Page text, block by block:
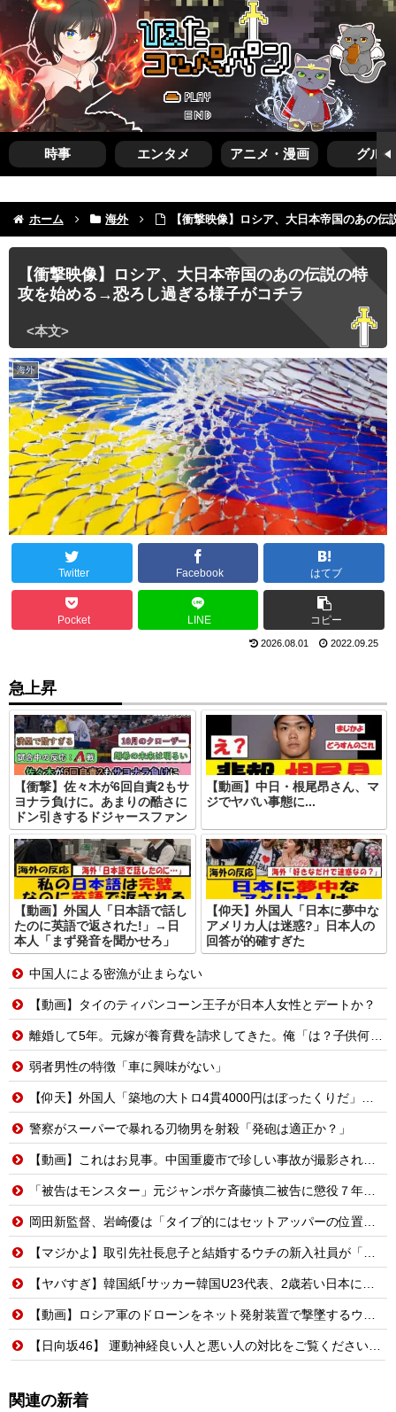
時事 エンタメ アニメ・漫画 グルメ
ホーム 海外 【衝撃映像】ロシア、大日本帝国のあの
【衝撃映像】ロシア、大日本帝国のあの伝説の特
攻を始める→恐ろし過ぎる様子がコチラ
海外
Twitter Facebook はてブ
Pocket LINE コピー
2026.08.01 2022.09.25
急上昇
【衝撃】佐々木が6回自責2もサ
ヨナラ負けに。あまりの酷さに
ドン引きするドジャースファン
【動画】中日・根尾昂さん、マ
ジでヤバい事態に...
【動画】外国人「日本語で話し
たのに英語で返された!」→日
本人「まず発音を聞かせろ」
【仰天】外国人「日本に夢中な
アメリカ人は迷惑?」日本人の
回答が的確すぎた
中国人による密漁が止まらない
【動画】タイのティパンコーン王子が日本人女性とデートか？
離婚して5年。元嫁が養育費を請求してきた。俺「は？子供何歳？」元嫁「3歳だよ！慰謝料をさっさと払え！」…
弱者男性の特徴「車に興味がない」
【仰天】外国人「築地の大トロ4貫4000円はぼったくりだ」→日本人の反応が真っ二つに
警察がスーパーで暴れる刃物男を射殺「発砲は適正か？」
【動画】これはお見事。中国重慶市で珍しい事故が撮影される。
「被告はモンスター」元ジャンポケ斉藤慎二被告に懲役７年求刑でほぼ実刑確実？弁護側の主張が無理筋なワケ
岡田新監督、岩崎優は「タイプ的にはセットアッパーの位置が一番合うてる」←おーん
【マジかよ】取引先社長息子と結婚するウチの新入社員が「結婚も契約も中止になりました…」→俺「こっちもグループ全社の取引中止しよう」
【ヤバすぎ】韓国紙｢サッカー韓国U23代表、2歳若い日本に負けると歴史的屈辱｣
【動画】ロシア軍のドローンをネット発射装置で撃墜するウクライナ。
【日向坂46】 運動神経良い人と悪い人の対比をご覧ください…
関連の新着